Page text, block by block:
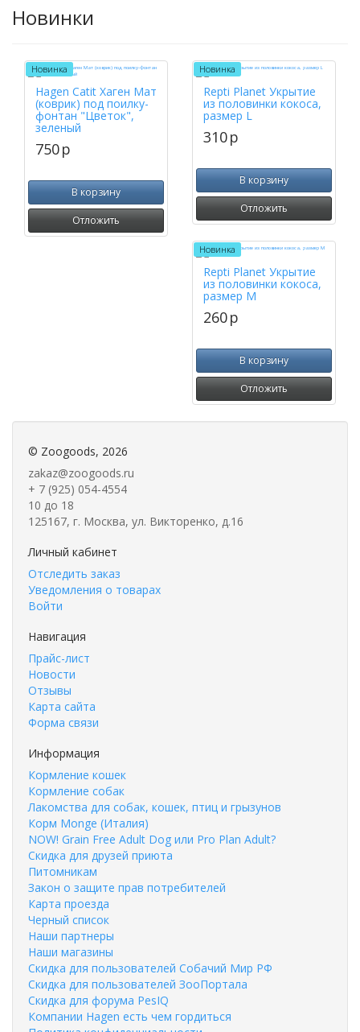
Новинки
Новинка
Hagen Catit Хаген Мат
(коврик) под поилку-
фонтан "Цветок",
зеленый
750p
В корзину
Отложить
Новинка
Repti Planet Укрытие
из половинки кокоса,
размер L
310p
В корзину
Отложить
Новинка
Repti Planet Укрытие
из половинки кокоса,
размер M
260p
В корзину
Отложить
© Zoogoods, 2026
zakaz@zoogoods.ru
+ 7 (925) 054-4554
10 до 18
125167, г. Москва, ул. Викторенко, д.16
Личный кабинет
Отследить заказ
Уведомления о товарах
Войти
Навигация
Прайс-лист
Новости
Отзывы
Карта сайта
Форма связи
Информация
Кормление кошек
Кормление собак
Лакомства для собак, кошек, птиц и грызунов
Корм Monge (Италия)
NOW! Grain Free Adult Dog или Pro Plan Adult?
Скидка для друзей приюта
Питомникам
Закон о защите прав потребителей
Карта проезда
Черный список
Наши партнеры
Наши магазины
Скидка для пользователей Собачий Мир РФ
Скидка для пользователей ЗооПортала
Скидка для форума PesIQ
Компании Hagen есть чем гордиться